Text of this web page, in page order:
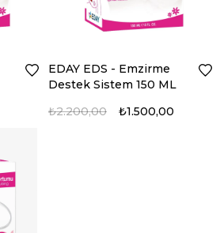
EDAY EDS - Emzirme
Destek Sistem 150 ML
₺1.500,00
₺2.200,00